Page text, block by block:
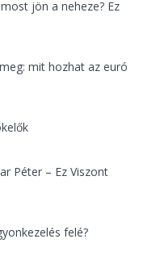
jön a neheze? Ez
mit hozhat az euró
Péter – Ez Viszont
felé?